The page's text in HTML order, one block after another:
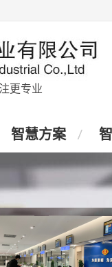
更专业
智慧方案